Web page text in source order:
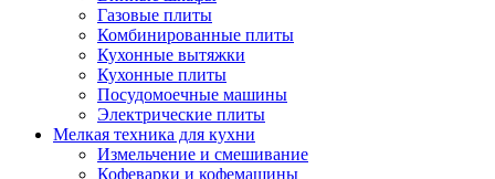
Газовые плиты
Комбинированные плиты
Кухонные вытяжки
Кухонные плиты
Посудомоечные машины
Электрические плиты
Мелкая техника для кухни
Измельчение и смешивание
Кофеварки и кофемашины